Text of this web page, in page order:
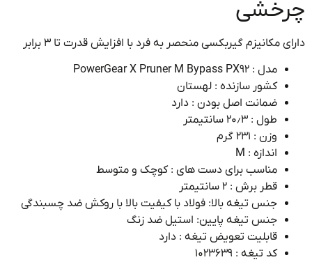
مکانیزم گیربکسی منحصر به فرد با افزایش قدرت تا ۳ برابر
مدل : PowerGear X Pruner M Bypass PX92
کشور سازنده : لهستان
ضمانت اصل بودن : دارد
طول : ۲۰٫۳ سانتیمتر
وزن : ۲۳۱ گرم
اندازه : M
مناسب برای دست های : کوچک و متوسط
قطر برش : ۲ سانتیمتر
جنس تیغه بالا: فولاد با کیفیت بالا با روکش ضد چسبندگی
جنس تیغه پایین: استیل ضد زنگ
قابلیت تعویض تیغه : دارد
کد تیغه : ۱۰۲۳۶۳۹